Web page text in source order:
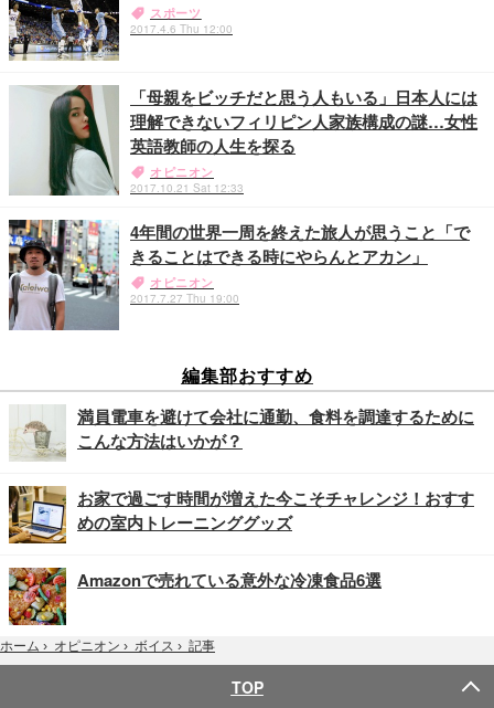
スポーツ
2017.4.6 Thu 12:00
「母親をビッチだと思う人もいる」日本人には
理解できないフィリピン人家族構成の謎…女性
英語教師の人生を探る
オピニオン
2017.10.21 Sat 12:33
4年間の世界一周を終えた旅人が思うこと「で
きることはできる時にやらんとアカン」
オピニオン
2017.7.27 Thu 19:00
編集部おすすめ
満員電車を避けて会社に通勤、食料を調達するために
こんな方法はいかが？
お家で過ごす時間が増えた今こそチャレンジ！おすす
めの室内トレーニンググッズ
Amazonで売れている意外な冷凍食品6選
ホーム › オピニオン › ボイス › 記事
TOP